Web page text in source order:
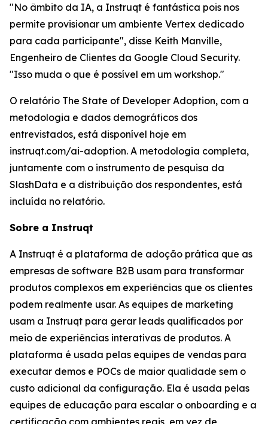
"No âmbito da IA, a Instruqt é fantástica pois nos
permite provisionar um ambiente Vertex dedicado
para cada participante", disse Keith Manville,
Engenheiro de Clientes da Google Cloud Security.
"Isso muda o que é possível em um workshop."
O relatório The State of Developer Adoption, com a
metodologia e dados demográficos dos
entrevistados, está disponível hoje em
instruqt.com/ai-adoption. A metodologia completa,
juntamente com o instrumento de pesquisa da
SlashData e a distribuição dos respondentes, está
incluída no relatório.
Sobre a Instruqt
A Instruqt é a plataforma de adoção prática que as
empresas de software B2B usam para transformar
produtos complexos em experiências que os clientes
podem realmente usar. As equipes de marketing
usam a Instruqt para gerar leads qualificados por
meio de experiências interativas de produtos. A
plataforma é usada pelas equipes de vendas para
executar demos e POCs de maior qualidade sem o
custo adicional da configuração. Ela é usada pelas
equipes de educação para escalar o onboarding e a
certificação com ambientes reais, em vez de